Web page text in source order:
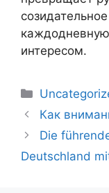
интересом.
Как
Die
Deutschland